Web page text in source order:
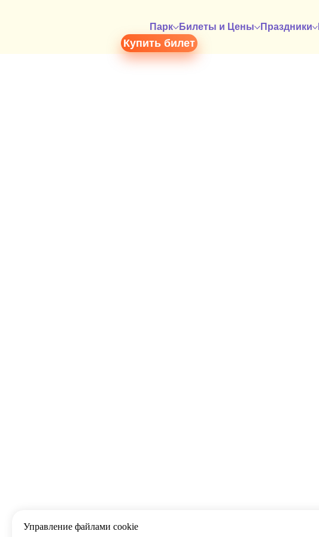
Парк Билеты и Цены Праздники
Купить билет
Управление файлами cookie